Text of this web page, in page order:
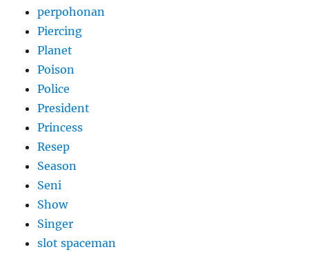
perpohonan
Piercing
Planet
Poison
Police
President
Princess
Resep
Season
Seni
Show
Singer
slot spaceman